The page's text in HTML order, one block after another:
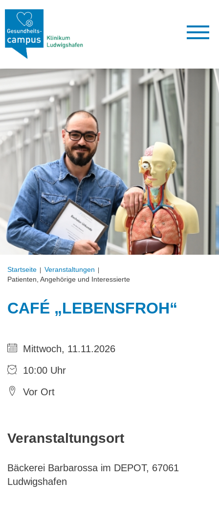
Startseite
Veranstal­tungen
Patienten, Angehörige und Interessierte
CAFÉ „LEBENSFROH“
Mittwoch, 11.11.2026
10:00 Uhr
Vor Ort
Veranstaltungsort
Bäckerei Barbarossa im DEPOT, 67061
Ludwigshafen